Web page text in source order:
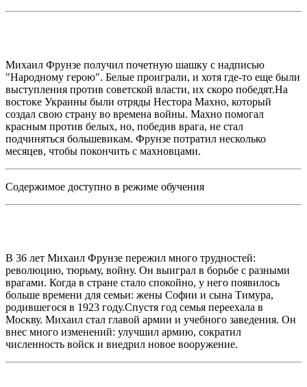
Михаил Фрунзе получил почетную шашку с надписью
"Народному герою". Белые проиграли, и хотя где-то еще были
выступления против советской власти, их скоро победят.На
востоке Украины были отряды Нестора Махно, который
создал свою страну во времена войны. Махно помогал
красным против белых, но, победив врага, не стал
подчиняться большевикам. Фрунзе потратил несколько
месяцев, чтобы покончить с махновцами.
Содержимое доступно в режиме обучения
В 36 лет Михаил Фрунзе пережил много трудностей:
революцию, тюрьму, войну. Он выиграл в борьбе с разными
врагами. Когда в стране стало спокойно, у него появилось
больше времени для семьи: жены Софии и сына Тимура,
родившегося в 1923 году.Спустя год семья переехала в
Москву. Михаил стал главой армии и учебного заведения. Он
внес много изменений: улучшил армию, сократил
численность войск и внедрил новое вооружение.